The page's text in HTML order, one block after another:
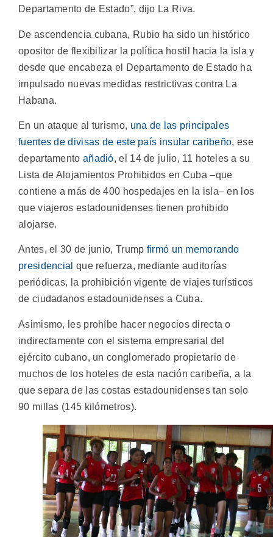
Departamento de Estado”, dijo La Riva.
De ascendencia cubana, Rubio ha sido un histórico
opositor de flexibilizar la política hostil hacia la isla y
desde que encabeza el Departamento de Estado ha
impulsado nuevas medidas restrictivas contra La
Habana.
En un ataque al turismo, una de las principales
fuentes de divisas de este país insular caribeño, ese
departamento añadió, el 14 de julio, 11 hoteles a su
Lista de Alojamientos Prohibidos en Cuba –que
contiene a más de 400 hospedajes en la isla– en los
que viajeros estadounidenses tienen prohibido
alojarse.
Antes, el 30 de junio, Trump firmó un memorando
presidencial que refuerza, mediante auditorías
periódicas, la prohibición vigente de viajes turísticos
de ciudadanos estadounidenses a Cuba.
Asimismo, les prohíbe hacer negocios directa o
indirectamente con el sistema empresarial del
ejército cubano, un conglomerado propietario de
muchos de los hoteles de esta nación caribeña, a la
que separa de las costas estadounidenses tan solo
90 millas (145 kilómetros).